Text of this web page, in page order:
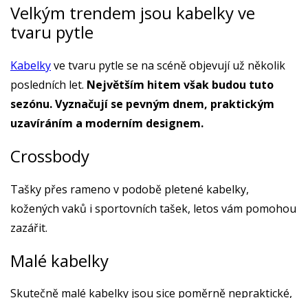
Velkým trendem jsou kabelky ve
tvaru pytle
Kabelkyve tvaru pytle se na scéně objevují už několik
posledních let. Největším hitem však budou tuto
sezónu. Vyznačují se pevným dnem, praktickým
uzavíráním a moderním designem.
Crossbody
Tašky přes rameno v podobě pletené kabelky,
kožených vaků i sportovních tašek, letos vám pomohou
zazářit.
Malé kabelky
Skutečně malé kabelky jsou sice poměrně nepraktické,